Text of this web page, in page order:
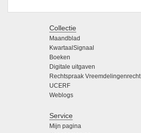
Collectie
Maandblad
KwartaalSignaal
Boeken
Digitale uitgaven
Rechtspraak Vreemdelingenrecht
UCERF
Weblogs
Service
Mijn pagina